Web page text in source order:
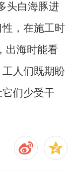
头白海豚进
，在施工时
出海时能看
人们既期盼
们少受干